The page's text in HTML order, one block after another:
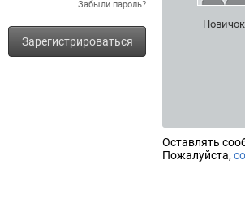
Забыли пароль?
Зарегистрироваться
Новичок
Оставлять
Пожалуйста,